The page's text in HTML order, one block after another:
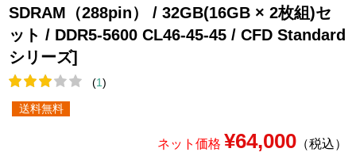
SDRAM（288pin） / 32GB(16GB × 2枚組)セ
ット / DDR5-5600 CL46-45-45 / CFD Standard
シリーズ]
(1)
送料無料
ネット価格 ¥64,000（税込）